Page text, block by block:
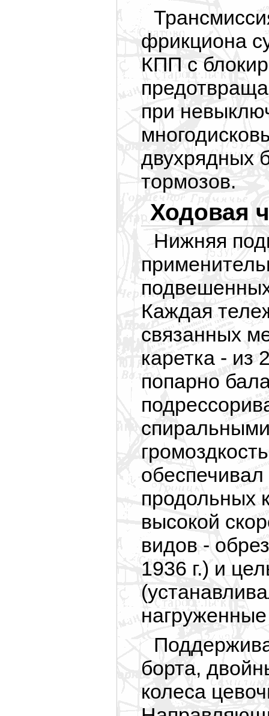
фрикциона
КПП с
при
двухрядных
тормозов.
Ходовая
Нижняя
Каждая
связанных
каретка - из
попарно
продольных
высокой
видов -
1936 г.) и
борта,
колеса